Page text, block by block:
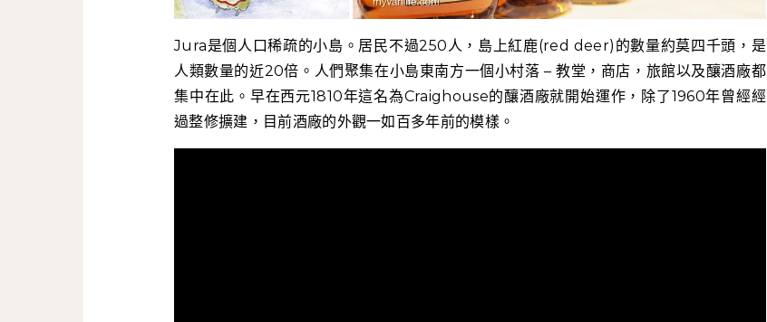
Jura是個人口稀疏的小島。居民不過250人，島上紅鹿(red deer)的數量約莫四千頭，是
人類數量的近20倍。人們聚集在小島東南方一個小村落 – 教堂，商店，旅館以及釀酒廠都
集中在此。早在西元1810年這名為Craighouse的釀酒廠就開始運作，除了1960年曾經經
過整修擴建，目前酒廠的外觀一如百多年前的模樣。